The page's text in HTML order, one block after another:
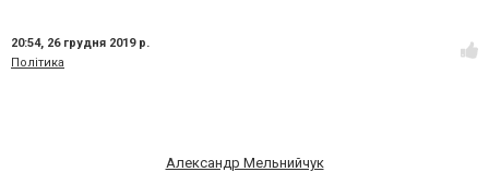
20:54, 26 грудня 2019 р.
Політика
Александр Мельнийчук